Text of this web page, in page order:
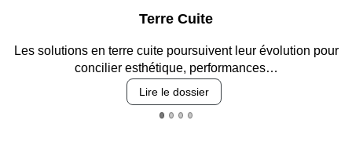
Terre Cuite
solutions en terre cuite poursuivent leur évolution pour
concilier esthétique, performances…
Lire le dossier